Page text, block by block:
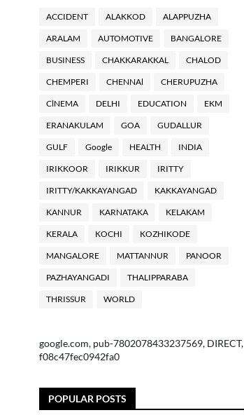
ACCIDENT ALAKKOD ALAPPUZHA
ARALAM AUTOMOTIVE BANGALORE
BUSINESS CHAKKARAKKAL CHALOD
CHEMPERI CHENNAl CHERUPUZHA
ClNEMA DELHI EDUCATION EKM
ERANAKULAM GOA GUDALLUR
GULF Google HEALTH INDIA
IRIKKOOR IRIKKUR IRITTY
IRITTY/KAKKAYANGAD KAKKAYANGAD
KANNUR KARNATAKA KELAKAM
KERALA KOCHI KOZHIKODE
MANGALORE MATTANNUR PANOOR
PAZHAYANGADI THALIPPARABA
THRISSUR WORLD
google.com, pub-7802078433237569, DIRECT,
f08c47fec0942fa0
POPULAR POSTS